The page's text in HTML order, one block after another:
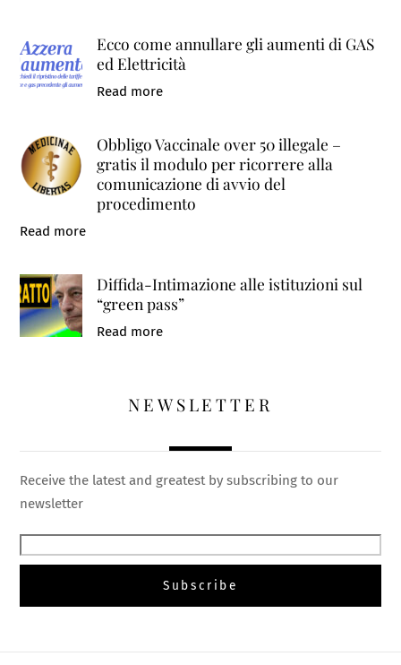
Ecco come annullare gli aumenti di GAS
ed Elettricità
Read more
Obbligo Vaccinale over 50 illegale –
gratis il modulo per ricorrere alla
comunicazione di avvio del
procedimento
Read more
Diffida-Intimazione alle istituzioni sul
“green pass”
Read more
NEWSLETTER
Receive the latest and greatest by subscribing to our
newsletter